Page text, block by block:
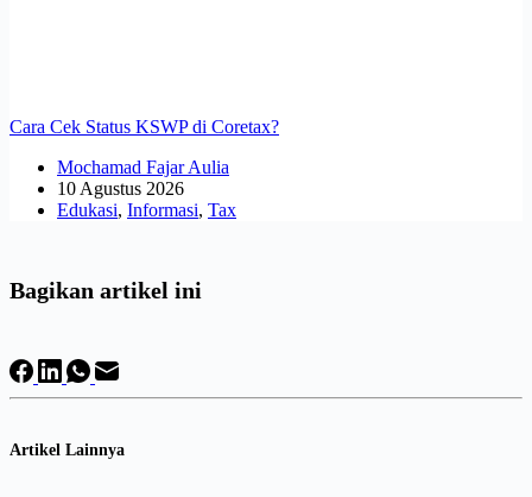
Cara Cek Status KSWP di Coretax?
Mochamad Fajar Aulia
10 Agustus 2026
Edukasi, Informasi, Tax
Bagikan artikel ini
Artikel Lainnya